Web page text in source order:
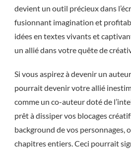
devient un outil précieux dans
fusionnant imagination et
idées en textes vivants et
un allié dans votre quête de
Si vous aspirez à devenir un
pourrait devenir votre allié
comme un co-auteur doté de
prêt à dissiper vos blocages
background de vos personnages,
chapitres entiers. Ceci pourrait